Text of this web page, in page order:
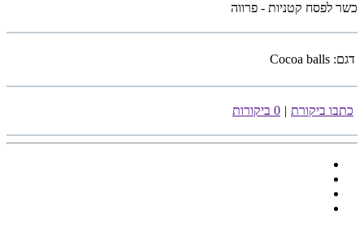
כשר לפסח קטניות - פרווה
דגם: Cocoa balls
כתבו ביקורת | 0 ביקורות